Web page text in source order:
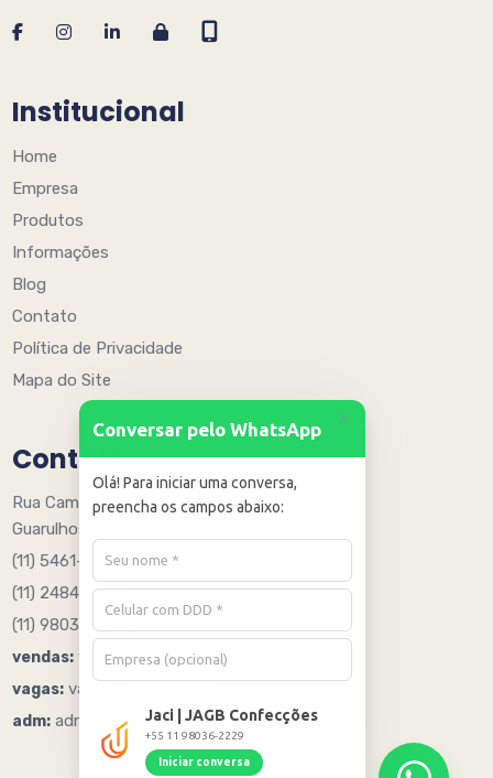
Institucional
Home
Empresa
Produtos
Informações
Blog
Contato
Política de Privacidade
Mapa do Site
Contato
Rua Caminho Quinze 205 - Água Chata
Guarulhos - SP - 07251005
(11) 5461-6078
(11) 2484-8090
(11) 98036-2229
vendas: vendas@jagb.com.br
vagas: vagas@jagb.com.br
adm: adm@jagb.com.br
+
Conversar pelo WhatsApp
Olá! Para iniciar uma conversa,
preencha os campos abaixo:
Jaci | JAGB Confecções
+55 11 98036-2229
Iniciar conversa